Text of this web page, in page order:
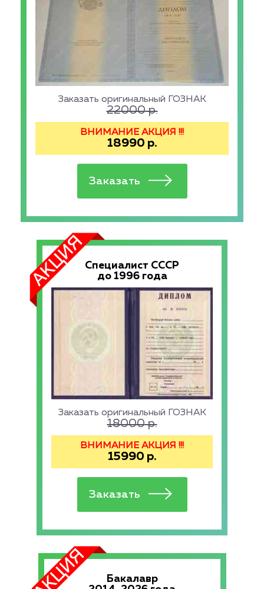
Заказать оригинальный ГОЗНАК
22000р.
ВНИМАНИЕ АКЦИЯ !!!
18990 р.
Специалист СССР
до 1996 года
Заказать оригинальный ГОЗНАК
18000р.
ВНИМАНИЕ АКЦИЯ !!!
15990 р.
Бакалавр